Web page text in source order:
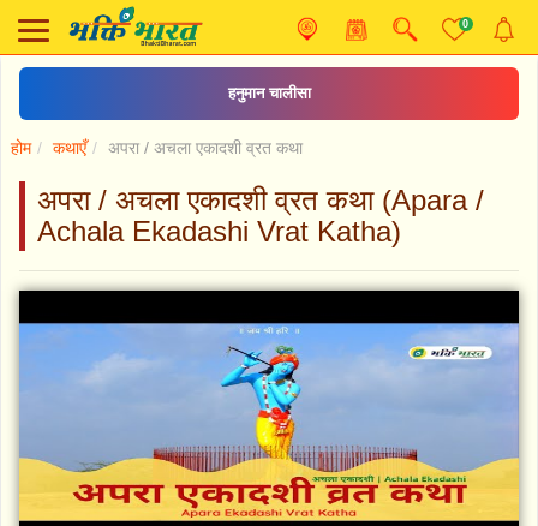
0
हनुमान चालीसा
होम कथाएँ अपरा / अचला एकादशी व्रत कथा
अपरा / अचला एकादशी व्रत कथा (Apara /
Achala Ekadashi Vrat Katha)